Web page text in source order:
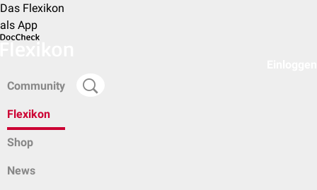
Das Flexikon
als App
Community
Flexikon
Shop
News